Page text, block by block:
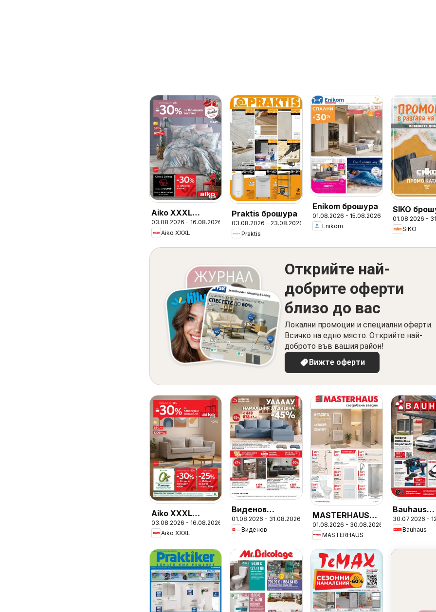
Aiko XXXL
брошура
03.08.2026 - 16.08.2026
Aiko XXXL
Praktis брошура
03.08.2026 - 23.08.2026
Praktis
Enikom брошура
01.08.2026 - 15.08.2026
Enikom
SIKO
01.08.2026 -
SIKO
Открийте най-
добрите оферти
близо до вас
Локални промоции и специални оферти.
Всичко на едно място. Открийте най-
доброто във вашия район!
Вижте оферти
Aiko XXXL
брошура - До
-30% за
Канапета и
Фотьойли
03.08.2026 - 16.08.2026
Aiko XXXL
Виденов
брошура
01.08.2026 - 31.08.2026
Виденов
MASTERHAUS
брошура
01.08.2026 - 30.08.2026
MASTERHAUS
Bauhaus
брошура
30.07.2026 -
Bauhaus